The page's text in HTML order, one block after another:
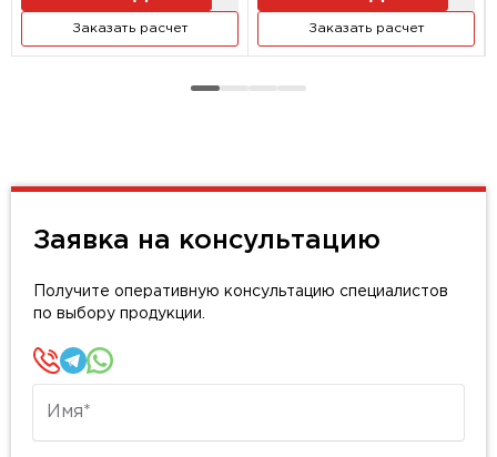
Заказать расчет Заказать расчет
Заявка на консультацию
Получите оперативную консультацию специалистов
по выбору продукции.